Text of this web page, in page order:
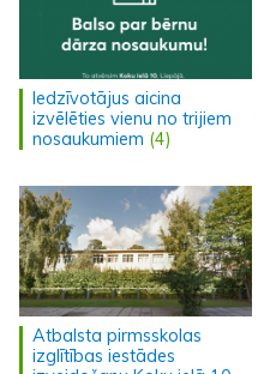
Iedzīvotājus aicina
izvēlēties vienu no trijiem
nosaukumiem (4)
Atbalsta pirmsskolas
izglītības iestādes